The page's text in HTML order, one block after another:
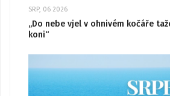
SRP, 06 2026
„Do nebe vjel v ohnivém kočáře
koni“